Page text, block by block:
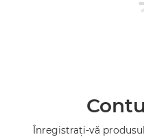
Înregistraţi-vă